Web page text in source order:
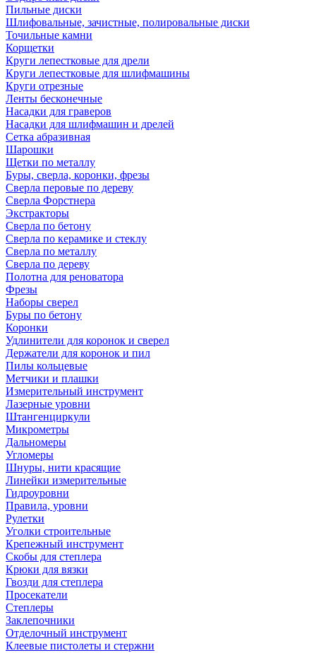
Пильные диски
Шлифовальные, зачистные, полировальные диски
Точильные камни
Корщетки
Круги лепестковые для дрели
Круги лепестковые для шлифмашины
Круги отрезные
Ленты бесконечные
Насадки для граверов
Насадки для шлифмашин и дрелей
Сетка абразивная
Шарошки
Щетки по металлу
Буры, сверла, коронки, фрезы
Сверла перовые по дереву
Сверла Форстнера
Экстракторы
Сверла по бетону
Сверла по керамике и стеклу
Сверла по металлу
Сверла по дереву
Полотна для реноватора
Фрезы
Наборы сверел
Буры по бетону
Коронки
Удлинители для коронок и сверел
Держатели для коронок и пил
Пилы кольцевые
Метчики и плашки
Измерительный инструмент
Лазерные уровни
Штангенциркули
Микрометры
Дальномеры
Угломеры
Шнуры, нити красящие
Линейки измерительные
Гидроуровни
Правила, уровни
Рулетки
Уголки строительные
Крепежный инструмент
Скобы для степлера
Крюки для вязки
Гвозди для степлера
Просекатели
Степлеры
Заклепочники
Отделочный инструмент
Клеевые пистолеты и стержни